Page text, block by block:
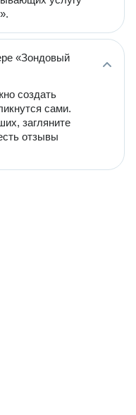
«Зондовый
создать
сами.
загляните
отзывы